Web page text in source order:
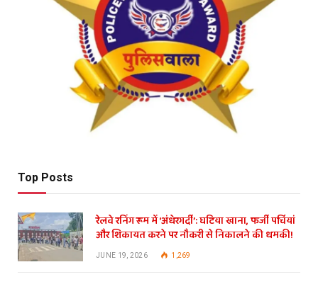
Top Posts
रेलवे रनिंग रूम में ‘अंधेरगर्दी’: घटिया खाना, फर्जी पर्चियां
और शिकायत करने पर नौकरी से निकालने की धमकी!
JUNE 19, 2026 1,269